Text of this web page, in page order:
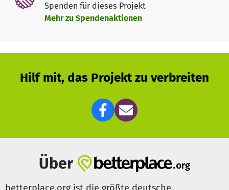
Spenden für dieses Projekt
Mehr zu Spendenaktionen
Hilf mit, das Projekt zu verbreiten
Über